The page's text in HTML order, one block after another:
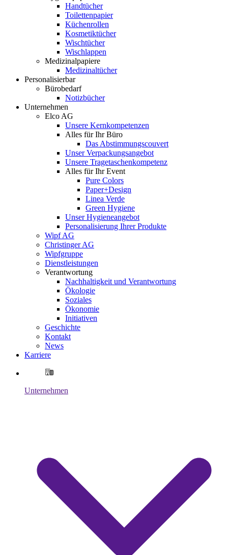
Handtücher
Toilettenpapier
Küchenrollen
Kosmetiktücher
Wischtücher
Wischlappen
Medizinalpapiere
Medizinaltücher
Personalisierbar
Bürobedarf
Notizbücher
Unternehmen
Elco AG
Unsere Kernkompetenzen
Alles für Ihr Büro
Das Abstimmungscouvert
Unser Verpackungsangebot
Unsere Tragetaschenkompetenz
Alles für Ihr Event
Pure Colors
Paper+Design
Linea Verde
Green Hygiene
Unser Hygieneangebot
Personalisierung Ihrer Produkte
Wipf AG
Christinger AG
Wipfgruppe
Dienstleistungen
Verantwortung
Nachhaltigkeit und Verantwortung
Ökologie
Soziales
Ökonomie
Initiativen
Geschichte
Kontakt
News
Karriere
Unternehmen